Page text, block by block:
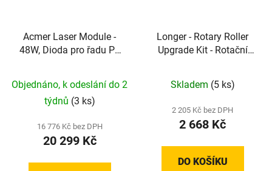
Acmer Laser Module -
48W, Dioda pro řadu P2
Objednáno, k odeslání do 2
týdnů (3 ks)
16 776 Kč bez DPH
20 299 Kč
Longer - Rotary Roller
Upgrade Kit - Rotační
předmětů
Skladem (5 ks)
2 205 Kč bez DPH
2 668 Kč
DO KOŠÍKU